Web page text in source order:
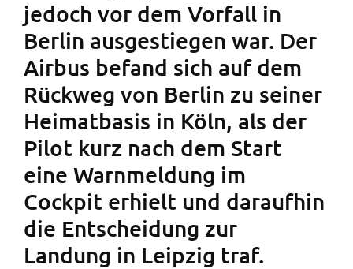
jedoch vor dem Vorfall in
Berlin ausgestiegen war. Der
Airbus befand sich auf dem
Rückweg von Berlin zu seiner
Heimatbasis in Köln, als der
Pilot kurz nach dem Start
eine Warnmeldung im
Cockpit erhielt und daraufhin
die Entscheidung zur
Landung in Leipzig traf.